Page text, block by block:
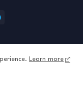
de Privacidad
Learn more